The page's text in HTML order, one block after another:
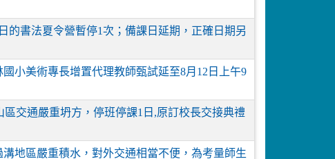
的書法夏令營暫停1次；備課日延期，正確日期另
小美術專長增置代理教師甄試延至8月12日上午9
交通嚴重坍方，停班停課1日,原訂校長交接典禮
地區嚴重積水，對外交通相當不便，為考量師生